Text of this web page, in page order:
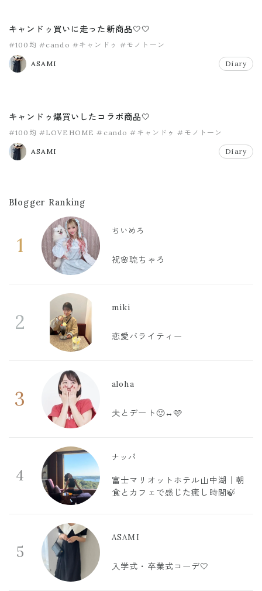
キャンドゥ買いに走った新商品🤍🤍
#100均 #cando #キャンドゥ #モノトーン
ASAMI Diary
キャンドゥ爆買いしたコラボ商品🤍
#100均 #LOVEHOME #cando #キャンドゥ #モノトーン
ASAMI Diary
Blogger Ranking
1
ちいめろ
祝🌸琉ちゃろ
2
miki
恋愛バライティー
3
aloha
夫とデート🙂‍↔️🩷
4
ナッパ
富士マリオットホテル山中湖｜朝
食とカフェで感じた癒し時間🍃
5
ASAMI
入学式・卒業式コーデ🤍